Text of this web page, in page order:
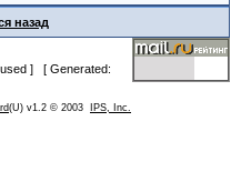
назад
] [ Generated:
(U) v1.2 © 2003 IPS, Inc.